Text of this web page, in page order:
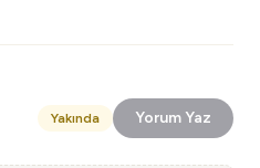
Yakında Yorum Yaz